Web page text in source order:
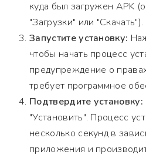
куда был загружен APK
"Загрузки" или "Скачать").
Запустите установку:
чтобы начать процесс
предупреждение о
требует программное
Подтвердите установку:
"Установить". Процесс
несколько секунд в
приложения и